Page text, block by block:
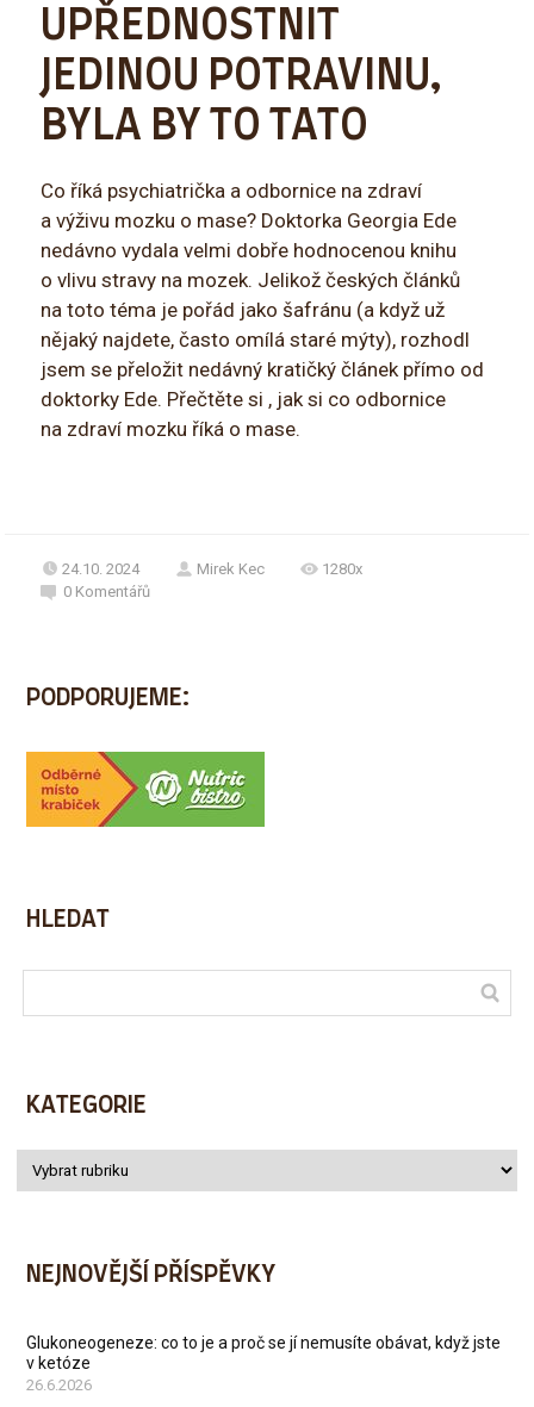
UPŘEDNOSTNIT
JEDINOU POTRAVINU,
BYLA BY TO TATO
Co říká psychiatrička a odbornice na zdraví
a výživu mozku o mase? Doktorka Georgia Ede
nedávno vydala velmi dobře hodnocenou knihu
o vlivu stravy na mozek. Jelikož českých článků
na toto téma je pořád jako šafránu (a když už
nějaký najdete, často omílá staré mýty), rozhodl
jsem se přeložit nedávný kratičký článek přímo od
doktorky Ede. Přečtěte si , jak si co odbornice
na zdraví mozku říká o mase.
24.10. 2024 Mirek Kec
1280x
0 Komentářů
PODPORUJEME:
HLEDAT
KATEGORIE
NEJNOVĚJŠÍ PŘÍSPĚVKY
Glukoneogeneze: co to je a proč se jí nemusíte obávat, když jste
v ketóze
26.6.2026